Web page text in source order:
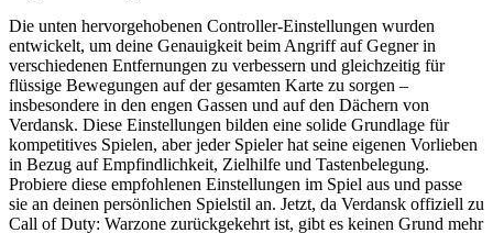
Die unten hervorgehobenen Controller-Einstellungen wurden
entwickelt, um deine Genauigkeit beim Angriff auf Gegner in
verschiedenen Entfernungen zu verbessern und gleichzeitig für
flüssige Bewegungen auf der gesamten Karte zu sorgen –
insbesondere in den engen Gassen und auf den Dächern von
Verdansk. Diese Einstellungen bilden eine solide Grundlage für
kompetitives Spielen, aber jeder Spieler hat seine eigenen Vorlieben
in Bezug auf Empfindlichkeit, Zielhilfe und Tastenbelegung.
Probiere diese empfohlenen Einstellungen im Spiel aus und passe
sie an deinen persönlichen Spielstil an. Jetzt, da Verdansk offiziell zu
Call of Duty: Warzone zurückgekehrt ist, gibt es keinen Grund mehr